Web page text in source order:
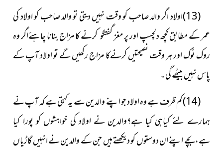
(13)اولاد اگر والد صاحب کو وقت نہیں دیتی تو والد صاحب کو اولاد کی
عمر کے مطابق کچھ دلچسپ اور پر مغز گفتگوکرنے کا مزاج بنانا چاہئےاگر وہ
روک ٹوک اور ہر وقت نصیحتیں کرنےکا مزاج رکھیں گے تو اولاد آپ کے
پاس نہیں بیٹھے گی۔
(14) کم ظرف ہے وہ اولاد جو اپنے والدین سے یہ کہتی ہے کہ آپ نے
ہمارے لئے کیاہی کیا ہے؟والدین نے اولاد کی خواہشوں کو پورا کیا
ہے،بچے اپنے ان دوستوں کو دیکھتے ہیں جن کے والدین نے انہیں گاڑیاں